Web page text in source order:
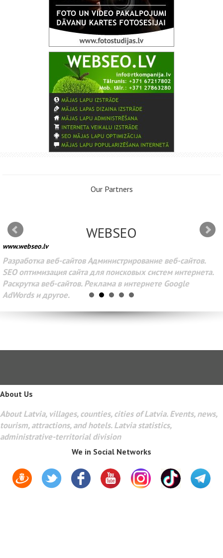
Our Partners
WEBSEO
www.webseo.lv
Разработка веб-сайтов Администрирование веб-сайтов.
SEO оптимизация сайта для поисковых систем интернета.
Раскрутка веб-сайтов. Реклама в интернете Google
AdWords и другое.
About Us
About Latvia, villages, counties, cities of Latvia. Events, news,
tourism, attractions, and hotels. Latvia statistics,
administrative-territorial division
We in Social Networks